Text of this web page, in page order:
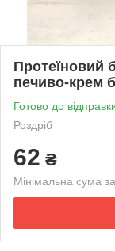
Протеїновий
печиво-крем
Готово до
Роздріб
62 ₴
Мінімальна сума